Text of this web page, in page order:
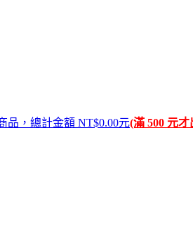
品，總計金額 NT$0.00元(滿 500 元才